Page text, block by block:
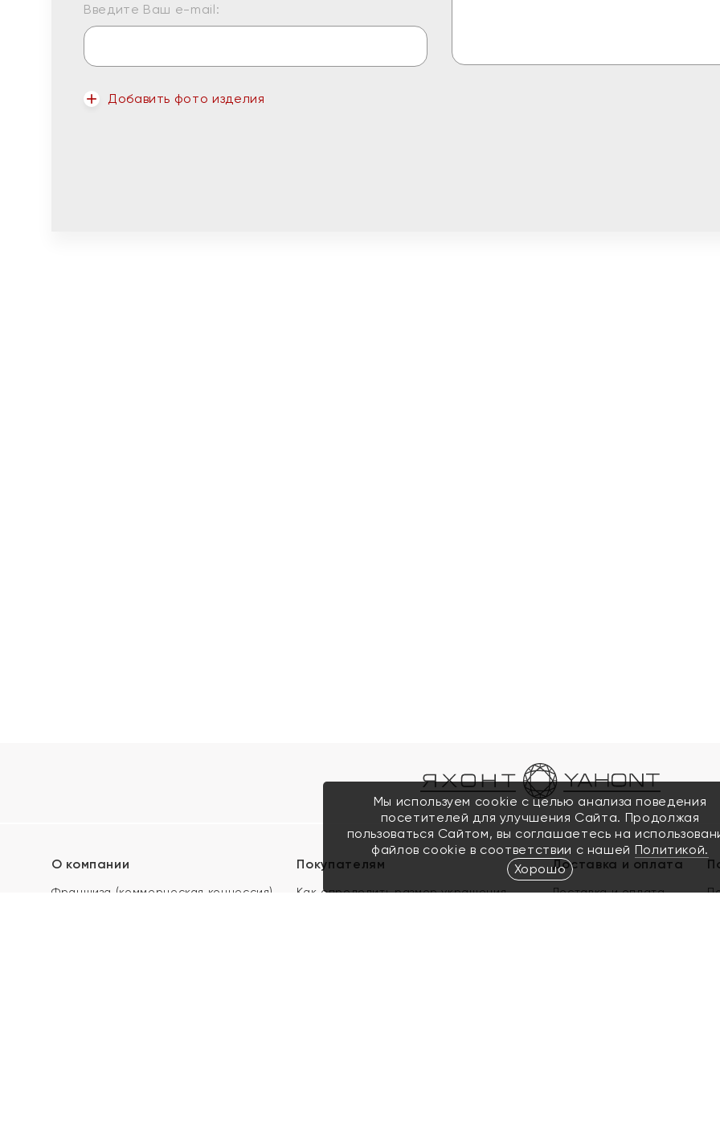
Введите Ваш e-mail:
Добавить фото изделия
О компании
Франшиза (коммерческая концессия)
Покупателям
Как определить размер украшения
Доставка и оплата
Доставка и оплата
Мы используем cookie с целью анализа поведения
посетителей для улучшения Сайта. Продолжая
пользоваться Сайтом, вы соглашаетесь на
файлов cookie в соответствии с нашей Политикой.
Хорошо